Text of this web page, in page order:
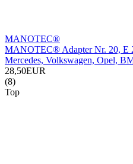
MANOTEC®
MANOTEC® Adapter Nr. 20, E
Mercedes, Volkswagen, Opel,
28,50EUR
(8)
Top